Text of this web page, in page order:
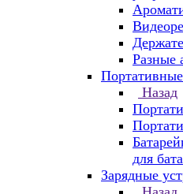
Разные
Назад
для
Зарядные